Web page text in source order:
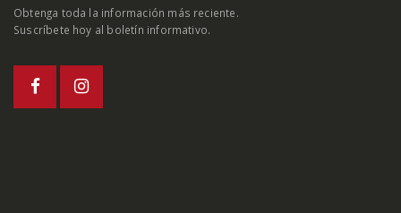
Obtenga toda la información más reciente.
Suscríbete hoy al boletín informativo.